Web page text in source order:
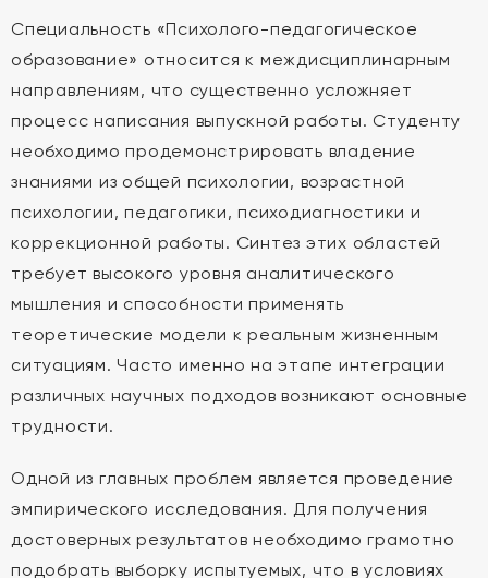
Специальность «Психолого-педагогическое
образование» относится к междисциплинарным
направлениям, что существенно усложняет
процесс написания выпускной работы. Студенту
необходимо продемонстрировать владение
знаниями из общей психологии, возрастной
психологии, педагогики, психодиагностики и
коррекционной работы. Синтез этих областей
требует высокого уровня аналитического
мышления и способности применять
теоретические модели к реальным жизненным
ситуациям. Часто именно на этапе интеграции
различных научных подходов возникают основные
трудности.
Одной из главных проблем является проведение
эмпирического исследования. Для получения
достоверных результатов необходимо грамотно
подобрать выборку испытуемых, что в условиях